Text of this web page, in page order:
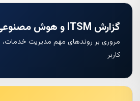
گزارش ITSM و هوش مصنوعی
مروری بر روندهای مهم مدیریت خدمات،
کاربر